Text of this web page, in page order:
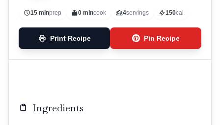
15 minprep 0 mincook 4servings 150cal
Print Recipe Pin Recipe
Ingredients